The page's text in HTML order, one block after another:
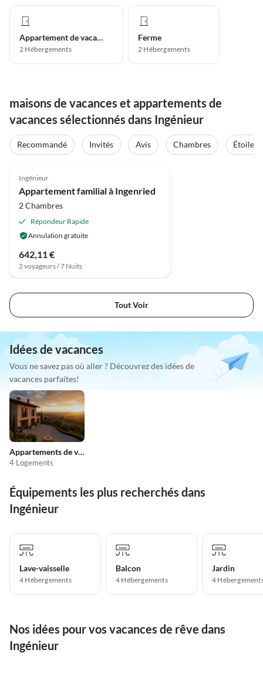
Appartement de vacances
2 Hébergements
Ferme
2 Hébergements
maisons de vacances et appartements de
vacances sélectionnés dans Ingénieur
Recommandé Invités Avis Chambres
Étoiles
Ingénieur
Appartement familial à Ingenried
2 Chambres
Répondeur Rapide
Annulation gratuite
642,11 €
2 voyageurs / 7 Nuits
Tout Voir
Idées de vacances
Vous ne savez pas où aller ? Découvrez des idées de
vacances parfaites!
Appartements de vacances pas chers
4 Logements
Équipements les plus recherchés dans
Ingénieur
Lave-vaisselle
4 Hébergements
Balcon
4 Hébergements
Jardin
4
Nos idées pour vos vacances de rêve dans
Ingénieur